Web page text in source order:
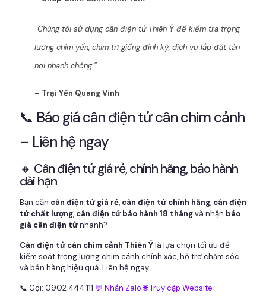
“Chúng tôi sử dụng cân điện tử Thiên Ý để kiểm tra trọng
lượng chim yến, chim trĩ giống định kỳ, dịch vụ lắp đặt tận
nơi nhanh chóng.”
– Trại Yến Quang Vinh
📞 Báo giá cân điện tử cân chim cảnh
– Liên hệ ngay
🔸 Cân điện tử giá rẻ, chính hãng, bảo hành
dài hạn
Bạn cần cân điện tử giá rẻ, cân điện tử chính hãng, cân điện
tử chất lượng, cân điện tử bảo hành 18 thángvà nhận báo
giá cân điện tửnhanh?
Cân điện tử cân chim cảnh Thiên Ýlà lựa chọn tối ưu để
kiểm soát trọng lượng chim cảnh chính xác, hỗ trợ chăm sóc
và bán hàng hiệu quả. Liên hệ ngay:
📞 Gọi: 0902 444 111 💬 Nhắn Zalo 🌐 Truy cập Website